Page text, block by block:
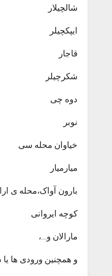
شالچیلار
ایپکچیلر
قاجار
شکرچیلر
دوه چی
نوبر
خیاوان محله سی
میارمیار
بارون آواک،محله ی
کوچه ایروانی
مارالان و…،
و همچنین ورودی ها